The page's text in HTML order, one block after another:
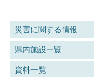
災害に関する情報
県内施設一覧
資料一覧